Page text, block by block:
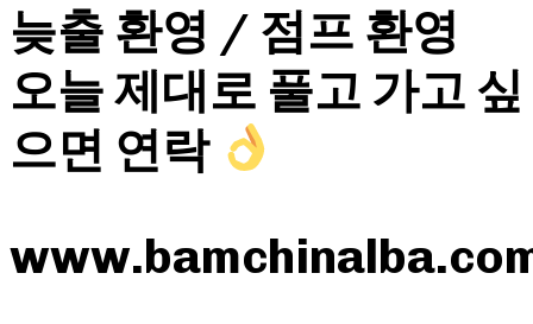
늦출 환영 / 점프 환영
오늘 제대로 풀고 가고 싶
으면 연락